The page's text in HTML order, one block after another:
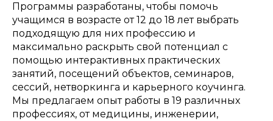
Программы разработаны, чтобы помочь
учащимся в возрасте от 12 до 18 лет выбрать
подходящую для них профессию и
максимально раскрыть свой потенциал с
помощью интерактивных практических
занятий, посещений объектов, семинаров,
сессий, нетворкинга и карьерного коучинга.
Мы предлагаем опыт работы в 19 различных
профессиях, от медицины, инженерии,